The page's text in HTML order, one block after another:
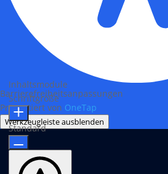
Barrierefreiheitsanpassungen
Präsentiert von OneTap
Werkzeugleiste ausblenden
Inhaltsmodule
Schriftgröße
Standard